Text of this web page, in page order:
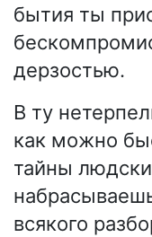
бытия ты
дерзостью.
В ту
как можно
тайны
всякого